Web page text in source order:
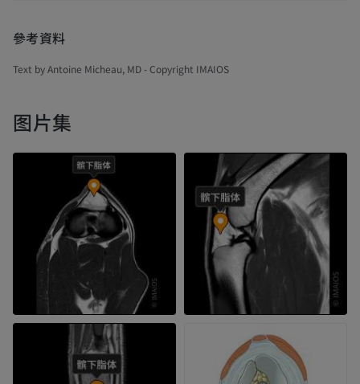
參考資料
Text by Antoine Micheau, MD - Copyright IMAIOS
图片集